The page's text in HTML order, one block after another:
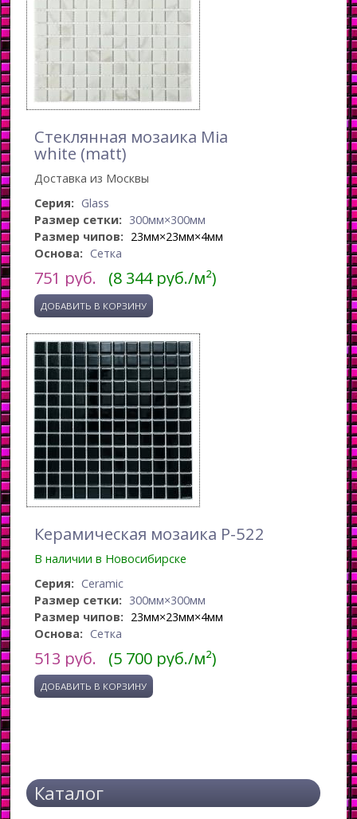
Стеклянная мозаика Mia
white (matt)
Доставка из Москвы
Серия: Glass
Размер сетки: 300мм×300мм
Размер чипов: 23мм×23мм×4мм
Основа: Сетка
751 руб. (8 344 руб./м²)
Керамическая мозаика P-522
В наличии в Новосибирске
Серия: Ceramic
Размер сетки: 300мм×300мм
Размер чипов: 23мм×23мм×4мм
Основа: Сетка
513 руб. (5 700 руб./м²)
Каталог